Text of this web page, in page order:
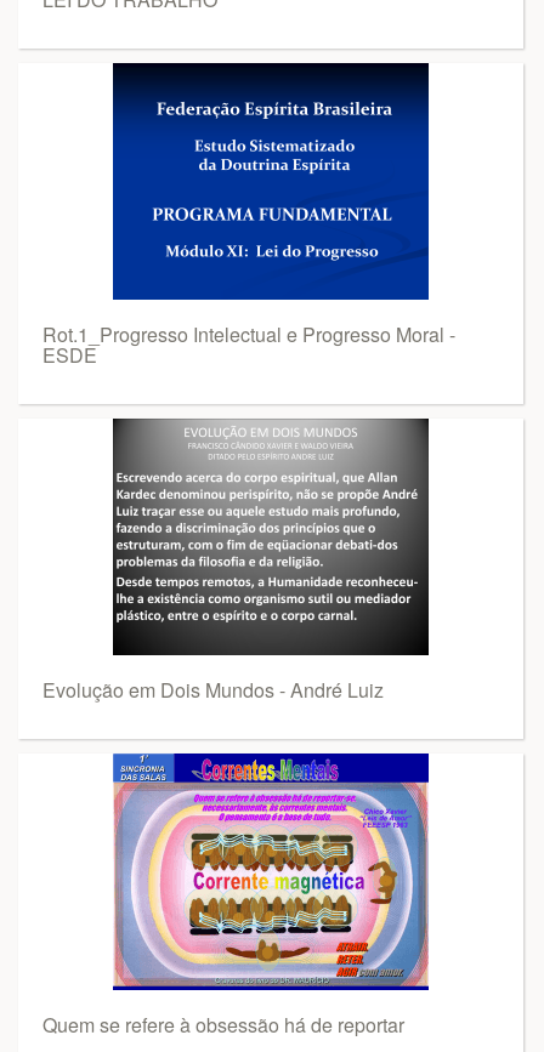
Rot.1_Progresso Intelectual e Progresso Moral -
ESDE
Evolução em Dois Mundos - André Luiz
Quem se refere à obsessão há de reportar